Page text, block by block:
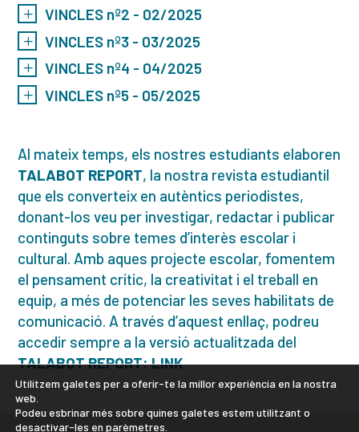
VINCLES nº2 - 02/2025
VINCLES nº3 - 03/2025
VINCLES nº4 - 04/2025
VINCLES nº5 - 05/2025
Al mateix temps, els nostres estudiants elaboren
TALABOT REPORT, la nostra revista estudiantil
que els converteix en autèntics periodistes,
donant-los veu per investigar, redactar i publicar
continguts sobre temes d’interès escolar i
cultural. Amb aques projecte escolar, fomentem
el pensament crític, la creativitat i el treball en
equip, a més de potenciar les seves habilitats de
comunicació. A través d’aquest enllaç, podreu
accedir sempre a la versió actualitzada del
TALABOT REPORT:LINK
Utilitzem galetes per a oferir-te la millor experiència en la nostra
web.
Podeu esbrinar més sobre quines galetes estem utilitzant o
desactivar-les en parèmetres